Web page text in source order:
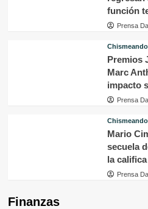
función
Prensa
Chismeando
Premios
Marc
impacto
Prensa
Chismeando
Mario
secuela
la
Prensa
Finanzas